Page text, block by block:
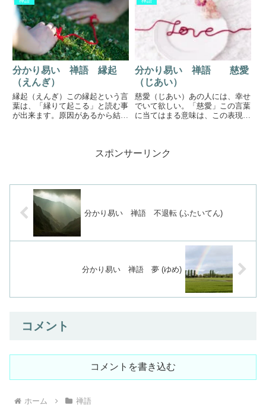
ります。そうならない様に、あな
たは自分の物語の主人公ですか...
そんな思い込みは捨てたらいい。
本当の強さ地球上の生き物は弱肉
強食の世界と言われピラミッド
分かり易い 禅語 縁起
（えんぎ）
縁起（えんぎ）この縁起という言
葉は、「縁りて起こる」と読む事
が出来ます。原因があるから結果
社会を考えれば分かり易いのでは
分かり易い 禅語 慈愛
（じあい）
慈愛（じあい）あの人には、幸せ
でいて欲しい。「慈愛」この言葉
に当てはまる意味は、この表現が
している言葉です。自分に置き換
スポンサーリンク
分かり易い 禅語 不退転 (ふたいてん)
分かり易い 禅語 夢 (ゆめ)
コメント
コメントを書き込む
ホーム 禅語